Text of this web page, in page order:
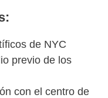
de NYC
previo de los
con el centro de